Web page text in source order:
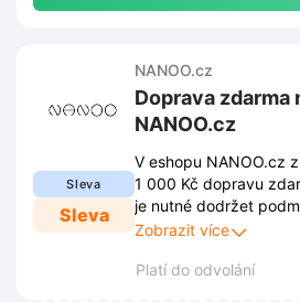
Sleva
Sleva
NANOO.cz
Doprava zdarma
NANOO.cz
V eshopu NANOO.cz
1 000 Kč dopravu
je nutné dodržet
obchodem. Tyto
se průběžně měnit.
Zobrazit více
Platí do odvolání